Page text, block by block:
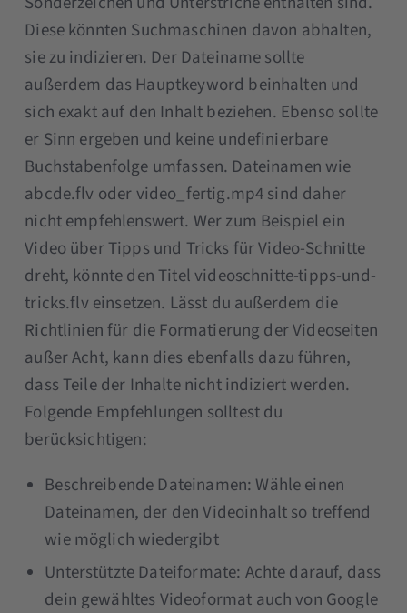
Diese könnten Suchmaschinen davon abhalten,
sie zu indizieren. Der Dateiname sollte
außerdem das Hauptkeyword beinhalten und
sich exakt auf den Inhalt beziehen. Ebenso sollte
er Sinn ergeben und keine undefinierbare
Buchstabenfolge umfassen. Dateinamen wie
abcde.flv oder video_fertig.mp4 sind daher
nicht empfehlenswert. Wer zum Beispiel ein
Video über Tipps und Tricks für Video-Schnitte
dreht, könnte den Titel videoschnitte-tipps-und-
tricks.flv einsetzen. Lässt du außerdem die
Richtlinien für die Formatierung der Videoseiten
außer Acht, kann dies ebenfalls dazu führen,
dass Teile der Inhalte nicht indiziert werden.
Folgende Empfehlungen solltest du
berücksichtigen:
Beschreibende Dateinamen: Wähle einen
Dateinamen, der den Videoinhalt so treffend
wie möglich wiedergibt
Unterstützte Dateiformate: Achte darauf, dass
dein gewähltes Videoformat auch von Google